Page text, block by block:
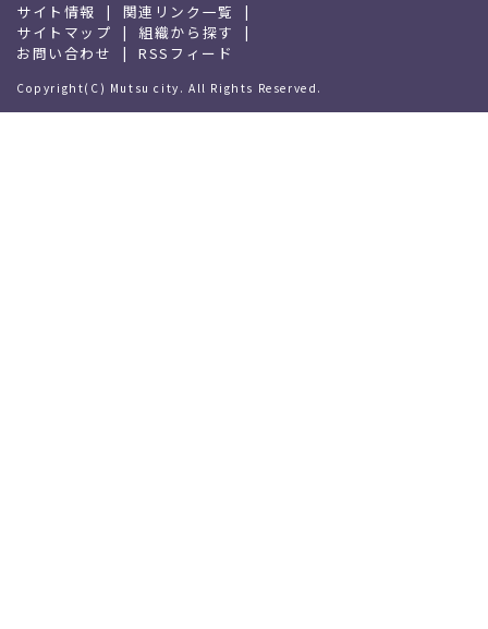
サイト情報
関連リンク一覧
サイトマップ
組織から探す
お問い合わせ
RSSフィード
Copyright(C) Mutsu city. All Rights Reserved.